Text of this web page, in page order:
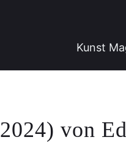
Kunst
von